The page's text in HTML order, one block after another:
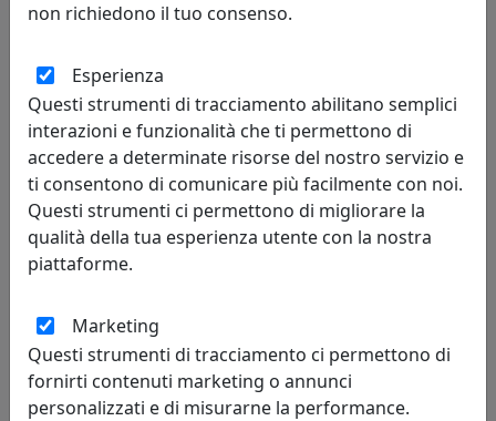
TAVOLINO MANDALA, TRASPARENTE, CATALOGO IPLEX, CODICE
I00206017TAC
IPlex
non richiedono il tuo consenso.
Esperienza
Questi strumenti di tracciamento abilitano semplici
interazioni e funzionalità che ti permettono di
accedere a determinate risorse del nostro servizio e
ti consentono di comunicare più facilmente con noi.
Questi strumenti ci permettono di migliorare la
qualità della tua esperienza utente con la nostra
piattaforme.
Marketing
Questi strumenti di tracciamento ci permettono di
fornirti contenuti marketing o annunci
personalizzati e di misurarne la performance.